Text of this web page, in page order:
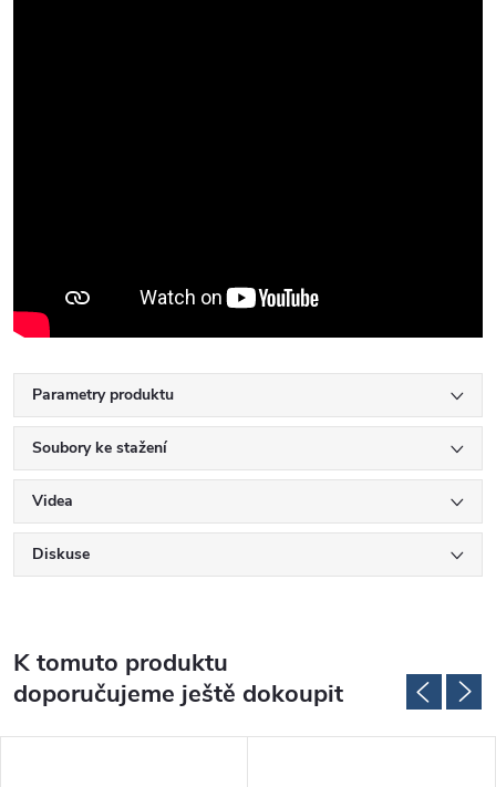
Parametry produktu
Soubory ke stažení
Videa
Diskuse
K tomuto produktu
doporučujeme ještě dokoupit